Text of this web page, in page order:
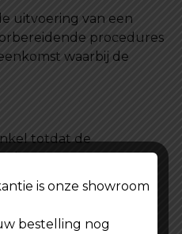
uitvoering van een
procedures
waarbij de
totdat de
producten en diensten
de volgende
is onze showroom
bestelling nog